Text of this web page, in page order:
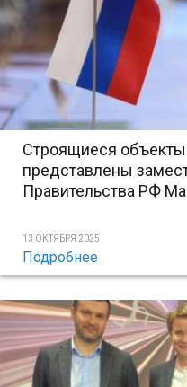
Строящиеся
представлены
Правительства РФ
13 ОКТЯБРЯ 2025
Подробнее